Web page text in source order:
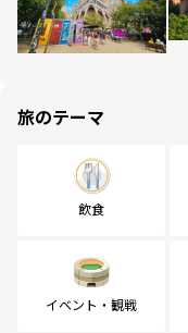
旅のテーマ
飲食
イベント・観戦